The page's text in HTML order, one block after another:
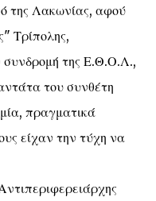
της Λακωνίας, αφού
Τρίπολης,
συνδρομή της Ε.Θ.Ο.Λ.,
του συνθέτη
πραγματικά
είχαν την τύχη να